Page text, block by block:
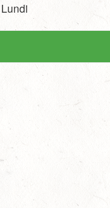
Lundi